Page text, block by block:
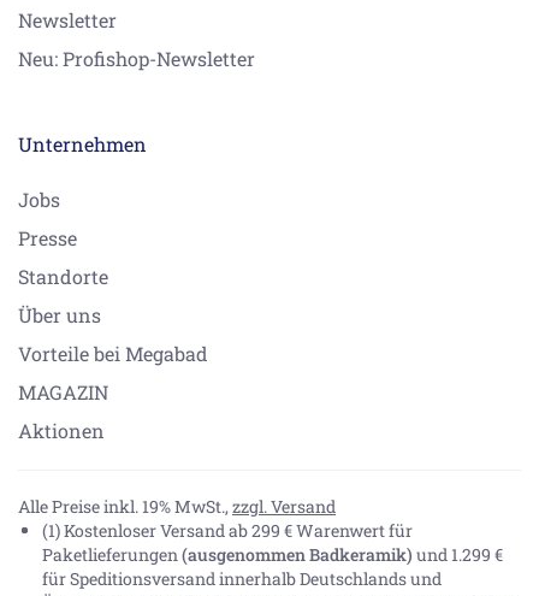
Newsletter
Neu: Profishop-Newsletter
Unternehmen
Jobs
Presse
Standorte
Über uns
Vorteile bei Megabad
MAGAZIN
Aktionen
Alle Preise inkl. 19% MwSt., zzgl. Versand
(1) Kostenloser Versand ab 299 € Warenwert für
Paketlieferungen(ausgenommen Badkeramik) und 1.299 €
für Speditionsversand innerhalb Deutschlands und